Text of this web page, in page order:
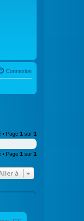
Connexion
• Page 1 sur 1
• Page 1 sur 1
à